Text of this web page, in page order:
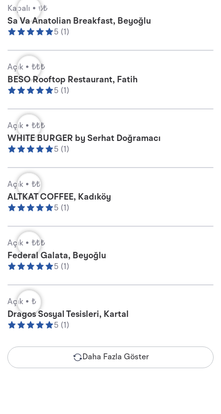
Kapalı • ₺₺
Sa Va Anatolian Breakfast, Beyoğlu
5 (1)
Açık • ₺₺₺
BESO Rooftop Restaurant, Fatih
5 (1)
Açık • ₺₺₺
WHITE BURGER by Serhat Doğramacı
5 (1)
Açık • ₺₺
ALTKAT COFFEE, Kadıköy
5 (1)
Açık • ₺₺₺
Federal Galata, Beyoğlu
5 (1)
Açık • ₺
Dragos Sosyal Tesisleri, Kartal
5 (1)
Daha Fazla Göster